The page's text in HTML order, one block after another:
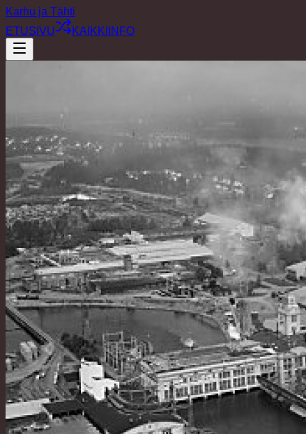
Karhu ja Tähti
ETUSIVU
KAIKKI INFO